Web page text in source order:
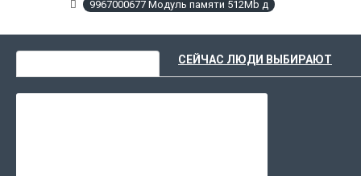
9967000677 Модуль памяти 512Mb д
СЕЙЧАС ЛЮДИ ВЫБИРАЮТ